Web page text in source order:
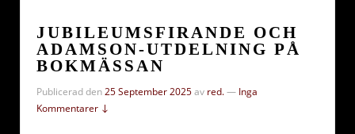
JUBILEUMSFIRANDE OCH
ADAMSON-UTDELNING PÅ
BOKMÄSSAN
Publicerad den25 September 2025av red.— Inga
Kommentarer ↓